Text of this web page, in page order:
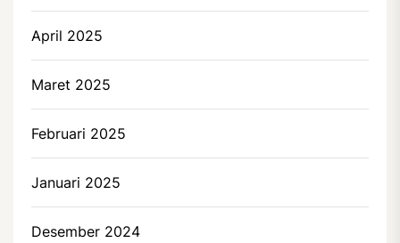
April 2025
Maret 2025
Februari 2025
Januari 2025
Desember 2024